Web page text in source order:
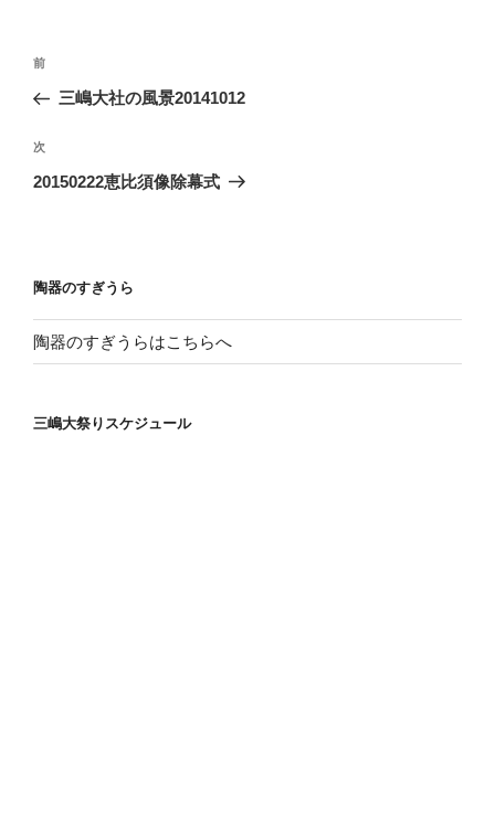
投
ナ
ビ
ゲ
ン
前
の
稿
前
三嶋大社の風景20141012
次
の
次
20150222恵比須像除幕式
陶器のすぎうら
陶器のすぎうらはこちらへ
三嶋大祭りスケジュール